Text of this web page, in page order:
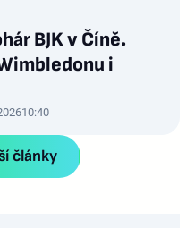
BJK v Číně.
i
10:40
články